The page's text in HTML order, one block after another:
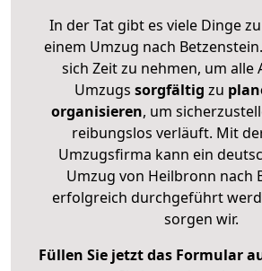
In der Tat gibt es viele Dinge
einem Umzug nach
sich Zeit zu nehmen, um alle
Umzugs sorgfältig zu
organisieren, um
reibungslos verläuft. Mit
Umzugsfirma kann ein
Umzug von Heilbronn nach
erfolgreich durchgeführt
sorgen wir.
Füllen Sie jetzt das Formular